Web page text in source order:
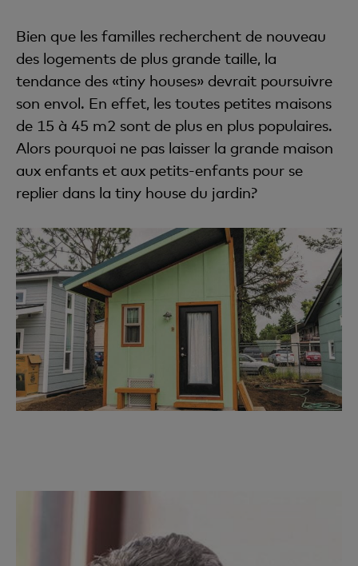
Bien que les familles recherchent de nouveau
des logements de plus grande taille, la
tendance des «tiny houses» devrait poursuivre
son envol. En effet, les toutes petites maisons
de 15 à 45 m2 sont de plus en plus populaires.
Alors pourquoi ne pas laisser la grande maison
aux enfants et aux petits-enfants pour se
replier dans la tiny house du jardin?